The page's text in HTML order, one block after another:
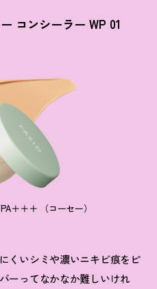
コンシーラー WP 01
＋＋＋ （コーセー）
くいシミや濃いニキビ痕をピ
ーってなかなか難しいけれ